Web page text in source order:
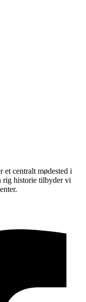
et centralt mødested i
rig historie tilbyder vi